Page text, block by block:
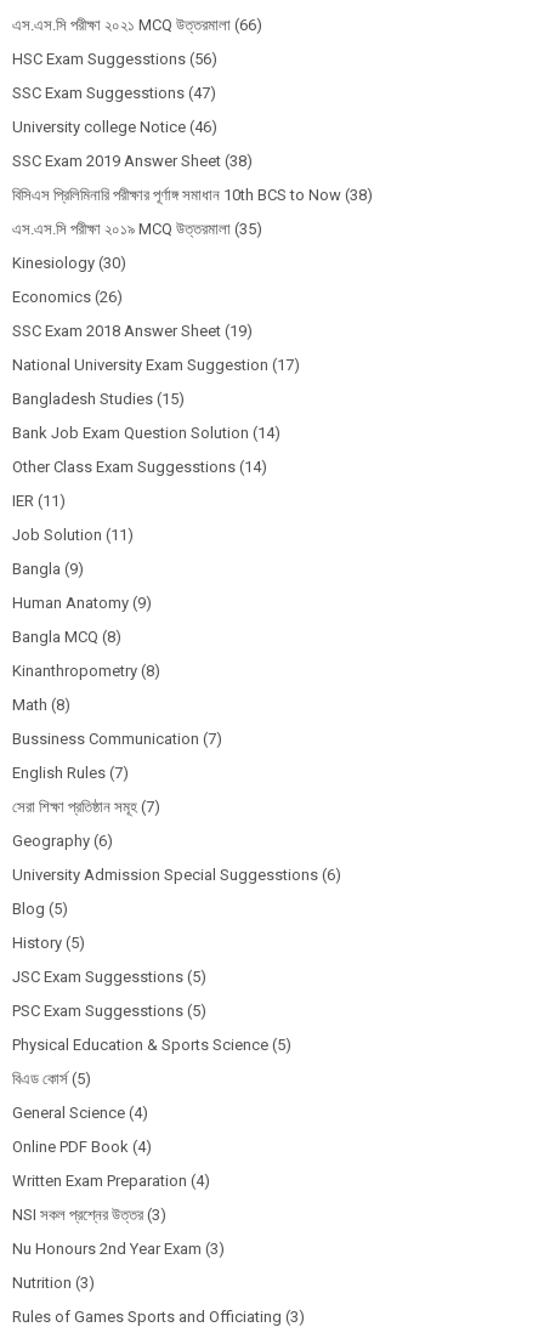
এস.এস.সি পরীক্ষা ২০২১ MCQ উত্তরমালা (66)
HSC Exam Suggesstions (56)
SSC Exam Suggesstions (47)
University college Notice (46)
SSC Exam 2019 Answer Sheet (38)
বিসিএস প্রিলিমিনারি পরীক্ষার পূর্ণাঙ্গ সমাধান 10th BCS to Now (38)
এস.এস.সি পরীক্ষা ২০১৯ MCQ উত্তরমালা (35)
Kinesiology (30)
Economics (26)
SSC Exam 2018 Answer Sheet (19)
National University Exam Suggestion (17)
Bangladesh Studies (15)
Bank Job Exam Question Solution (14)
Other Class Exam Suggesstions (14)
IER (11)
Job Solution (11)
Bangla (9)
Human Anatomy (9)
Bangla MCQ (8)
Kinanthropometry (8)
Math (8)
Bussiness Communication (7)
English Rules (7)
সেরা শিক্ষা প্রতিষ্ঠান সমূহ (7)
Geography (6)
University Admission Special Suggesstions (6)
Blog (5)
History (5)
JSC Exam Suggesstions (5)
PSC Exam Suggesstions (5)
Physical Education & Sports Science (5)
বিএড কোর্স (5)
General Science (4)
Online PDF Book (4)
Written Exam Preparation (4)
NSI সকল প্রশ্নের উত্তর (3)
Nu Honours 2nd Year Exam (3)
Nutrition (3)
Rules of Games Sports and Officiating (3)